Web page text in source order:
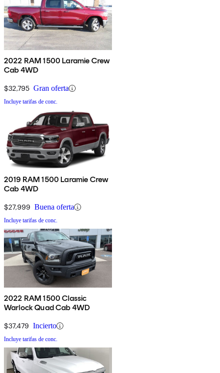
2022 RAM 1500 Laramie Crew
Cab 4WD
$32,795 Gran oferta
Incluye tarifas de conc.
2019 RAM 1500 Laramie Crew
Cab 4WD
$27,999 Buena oferta
Incluye tarifas de conc.
2022 RAM 1500 Classic
Warlock Quad Cab 4WD
$37,479 Incierto
Incluye tarifas de conc.